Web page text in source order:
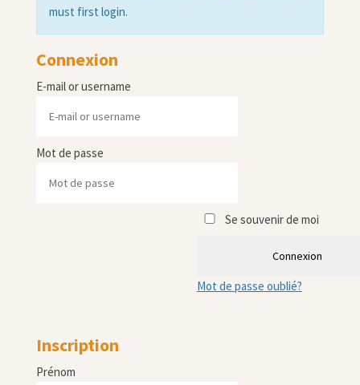
must first login.
Connexion
E-mail or username
Mot de passe
Se souvenir de moi
Connexion
Mot de passe oublié?
Inscription
Prénom